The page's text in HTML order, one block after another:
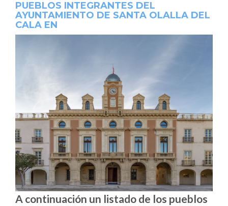
PUEBLOS INTEGRANTES DEL
AYUNTAMIENTO DE SANTA OLALLA DEL
CALA EN
A continuación un listado de los pueblos